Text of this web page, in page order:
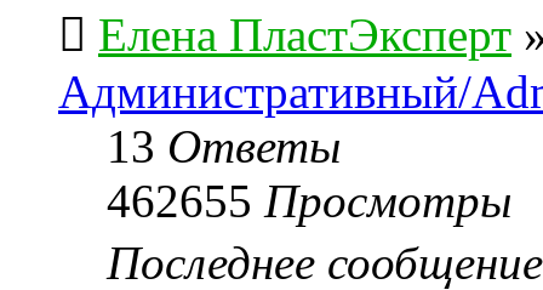
Елена ПластЭксперт
Административный/
13 Ответы
462655 Просмотры
Последнее